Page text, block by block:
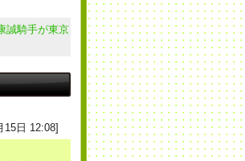
誠騎手が東京
15日 12:08]